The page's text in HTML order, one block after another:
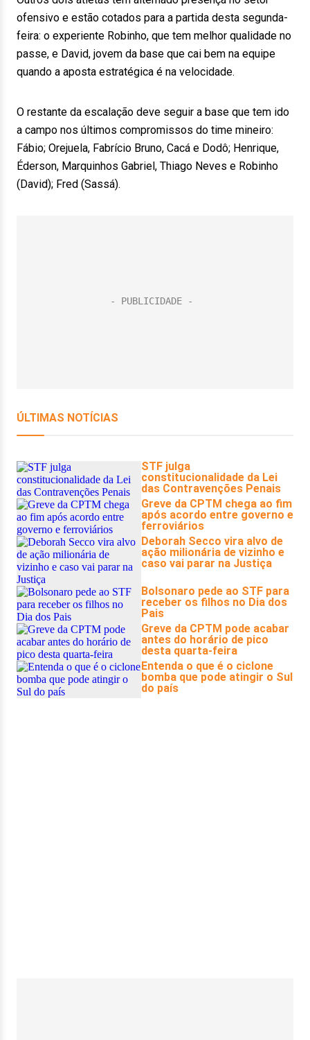
ofensivo e estão cotados para a partida desta segunda-
feira: o experiente Robinho, que tem melhor qualidade no
passe, e David, jovem da base que cai bem na equipe
quando a aposta estratégica é na velocidade.
O restante da escalação deve seguir a base que tem ido
a campo nos últimos compromissos do time mineiro:
Fábio; Orejuela, Fabrício Bruno, Cacá e Dodô; Henrique,
Éderson, Marquinhos Gabriel, Thiago Neves e Robinho
(David); Fred (Sassá).